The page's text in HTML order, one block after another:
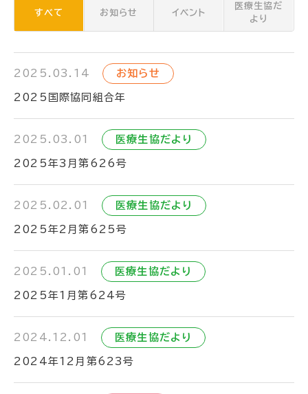
すべて お知らせ イベント
医療生協だ
より
2025.03.14 お知らせ
2025国際協同組合年
2025.03.01 医療生協だより
2025年3月第626号
2025.02.01 医療生協だより
2025年2月第625号
2025.01.01 医療生協だより
2025年1月第624号
2024.12.01 医療生協だより
2024年12月第623号